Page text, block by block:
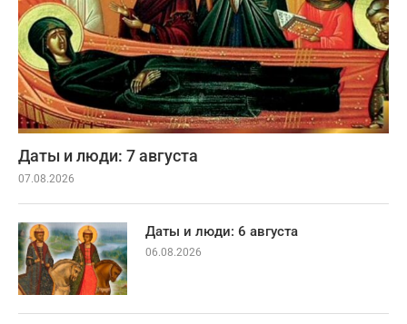
Даты и люди: 7 августа
07.08.2026
Даты и люди: 6 августа
06.08.2026